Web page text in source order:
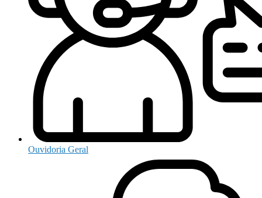
Ouvidoria Geral